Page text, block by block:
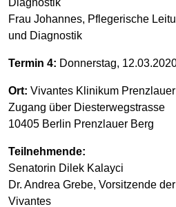
Frau Johannes, Pflegerische
und Diagnostik
Termin 4: Donnerstag,
Ort: Vivantes Klinikum
Zugang über Diesterwegstrasse
10405 Berlin Prenzlauer Berg
Teilnehmende:
Senatorin Dilek Kalayci
Dr. Andrea Grebe, Vorsitzende
Vivantes